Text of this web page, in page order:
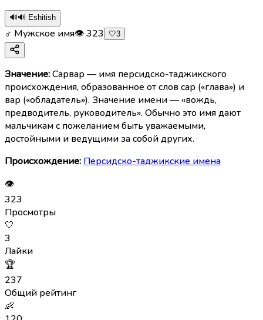
🔊🔊 Eshitish
♂ Мужское имя👁323 🤍3
Значение:Сарвар — имя персидско-таджикского
происхождения, образованное от слов сар («глава») и
вар («обладатель»). Значение имени — «вождь,
предводитель, руководитель». Обычно это имя дают
мальчикам с пожеланием быть уважаемыми,
достойными и ведущими за собой других.
Происхождение: Персидско-таджикские имена
👁
323
Просмотры
🤍
3
Лайки
🏆
237
Общий рейтинг
👶